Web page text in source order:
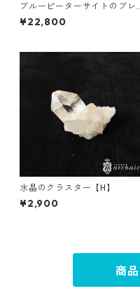
ブルーピーターサイトのブレ
スレット(8mm)
¥22,800
水晶のクラスター【H】
¥2,900
商